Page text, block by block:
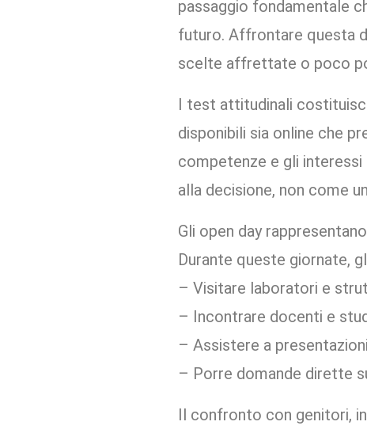
passaggio fondamentale
futuro. Affrontare questa
scelte affrettate o poco
I test attitudinali
disponibili sia online che
competenze e gli
alla decisione, non come
Gli open day
Durante queste giornate,
– Visitare laboratori e
– Incontrare docenti e
– Assistere a
– Porre domande dirette
Il confronto con genitori,